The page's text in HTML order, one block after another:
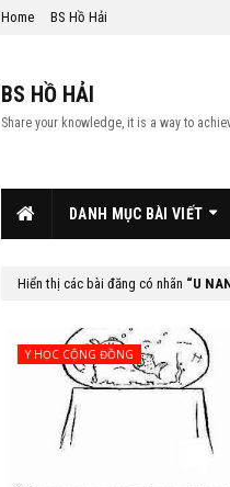
Home BS Hồ Hải
BS HỒ HẢI
Share your knowledge, it is a way to
DANH MỤC BÀI VIẾT
Hiển thị các bài đăng có nhãn U
Y HỌC CỘNG ĐỒNG